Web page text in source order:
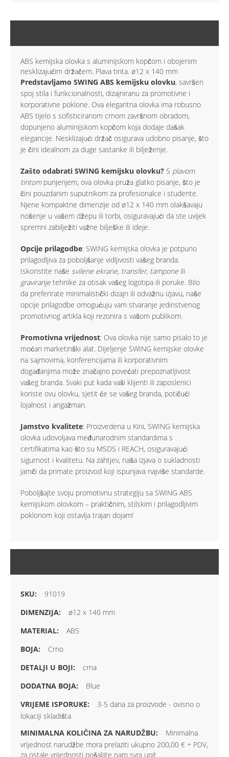
ABS kemijska olovka s aluminijskom kopčom i obojenim
nesklizajućim držačem. Plava tinta. ø12 x 140 mm
Predstavljamo SWING ABS kemijsku olovku, savršen
spoj stila i funkcionalnosti, dizajniranu za promotivne i
korporativne poklone. Ova elegantna olovka ima robusno
ABS tijelo s sofisticiranom crnom završnom obradom,
dopunjeno aluminijskom kopčom koja dodaje dašak
elegancije. Nesklizajući držač osigurava udobno pisanje, što
je čini idealnom za duge sastanke ili bilježenje.
Zašto odabrati SWING kemijsku olovku? S plavom
tintompunjenjem, ova olovka pruža glatko pisanje, što je
čini pouzdanim suputnikom za profesionalce i studente.
Njene kompaktne dimenzije od ø12 x 140 mm olakšavaju
nošenje u vašem džepu ili torbi, osiguravajući da ste uvijek
spremni zabilježiti važne bilješke ili ideje.
Opcije prilagodbe: SWING kemijska olovka je potpuno
prilagodljiva za poboljšanje vidljivosti vašeg branda.
Iskoristite naše svilene ekrane, transfer, tampone ili
graviranje tehnike za otisak vašeg logotipa ili poruke. Bilo
da preferirate minimalistički dizajn ili odvažnu izjavu, naše
opcije prilagodbe omogućuju vam stvaranje jedinstvenog
promotivnog artikla koji rezonira s vašom publikom.
Promotivna vrijednost: Ova olovka nije samo pisalo to je
moćan marketinški alat. Dijeljenje SWING kemijske olovke
na sajmovima, konferencijama ili korporativnim
događanjima može značajno povećati prepoznatljivost
vašeg branda. Svaki put kada vaši klijenti ili zaposlenici
koriste ovu olovku, sjetit će se vašeg branda, potičući
lojalnost i angažman.
Jamstvo kvalitete: Proizvedena u Kini, SWING kemijska
olovka udovoljava međunarodnim standardima s
certifikatima kao što su MSDS i REACH, osiguravajući
sigurnost i kvalitetu. Na zahtjev, naša izjava o sukladnosti
jamči da primate proizvod koji ispunjava najviše standarde.
Poboljšajte svoju promotivnu strategiju sa SWING ABS
kemijskom olovkom – praktičnim, stilskim i prilagodljivim
poklonom koji ostavlja trajan dojam!
91019
ø12 x 140 mm
ABS
Crno
crna
Blue
3-5 dana za proizvode - ovisno o
lokaciji skladišta
Minimalna
vrijednost narudžbe mora prelaziti ukupno 200,00 € + PDV,
za ostale vrijednosti pošaljite nam svoj upit